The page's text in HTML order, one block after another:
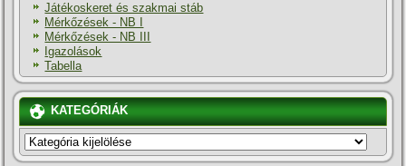
Játékoskeret és szakmai stáb
Mérkőzések - NB I
Mérkőzések - NB III
Igazolások
Tabella
KATEGÓRIÁK
KATEGÓRIÁK